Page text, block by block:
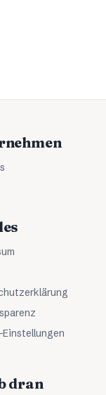
dran